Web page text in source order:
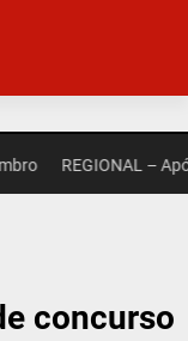
REGIONAL –
concurso